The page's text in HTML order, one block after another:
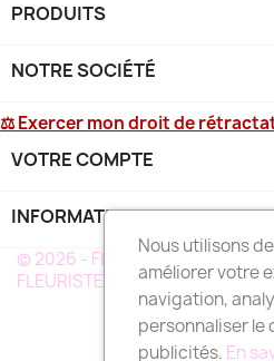
PRODUITS
NOTRE SOCIÉTÉ
⚖ Exercer mon droit de
VOTRE COMPTE
INFORMATIONS
© 2026 - FLEURS DEUIL
FLEURISTE A VOTRE SERVICE
Nous utilisons
améliorer votre
navigation,
personnaliser le
publicités. En